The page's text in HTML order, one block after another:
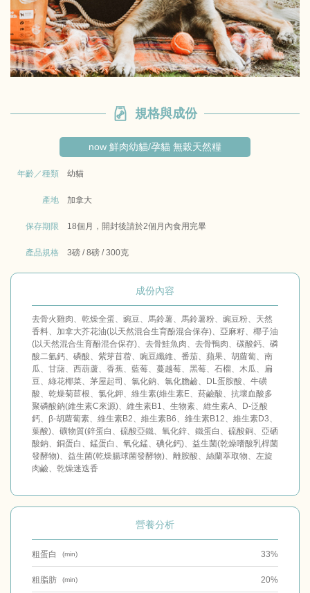
規格與成份
now 鮮肉幼貓/孕貓 無穀天然糧
年齡／種類 幼貓
產地 加拿大
保存期限 18個月，開封後請於2個月內食用完畢
產品規格 3磅 / 8磅 / 300克
成份內容
去骨火雞肉、乾燥全蛋、豌豆、馬鈴薯、馬鈴薯粉、豌豆粉、天然
香料、加拿大芥花油(以天然混合生育酚混合保存)、亞麻籽、椰子油
(以天然混合生育酚混合保存)、去骨鮭魚肉、去骨鴨肉、碳酸鈣、磷
酸二氫鈣、磷酸、紫芽苜蓿、豌豆纖維、番茄、蘋果、胡蘿蔔、南
瓜、甘藷、西葫蘆、香蕉、藍莓、蔓越莓、黑莓、石榴、木瓜、扁
豆、綠花椰菜、茅屋起司、氯化鈉、氯化膽鹼、DL蛋胺酸、牛磺
酸、乾燥菊苣根、氯化鉀、維生素(維生素E、菸鹼酸、抗壞血酸多
聚磷酸鈉(維生素C來源)、維生素B1、生物素、維生素A、D-泛酸
鈣、β-胡蘿蔔素、維生素B2、維生素B6、維生素B12、維生素D3、
葉酸)、礦物質(鋅蛋白、硫酸亞鐵、氧化鋅、鐵蛋白、硫酸銅、亞硒
酸鈉、銅蛋白、錳蛋白、氧化錳、碘化鈣)、益生菌(乾燥嗜酸乳桿菌
發酵物)、益生菌(乾燥腸球菌發酵物)、離胺酸、絲蘭萃取物、左旋
肉鹼、乾燥迷迭香
營養分析
粗蛋白 (min) 33%
粗脂肪 (min) 20%